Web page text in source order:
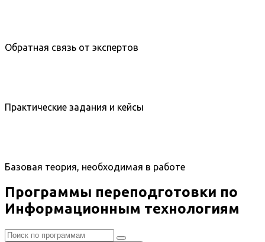
Обратная связь от экспертов
Практические задания и кейсы
Базовая теория, необходимая в работе
Программы переподготовки по
Информационным технологиям